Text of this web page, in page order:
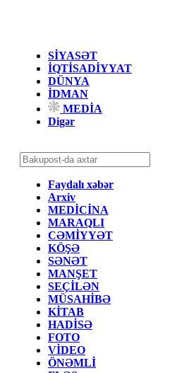
SİYASƏT
İQTİSADİYYAT
DÜNYA
İDMAN
MEDİA
Digər
Faydalı xəbər
Arxiv
MEDİCİNA
MARAQLI
CƏMİYYƏT
KÖŞƏ
SƏNƏT
MANŞET
SEÇİLƏN
MÜSAHİBƏ
KİTAB
HADİSƏ
FOTO
VİDEO
ÖNƏMLİ